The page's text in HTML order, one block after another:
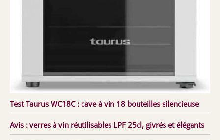
Test Taurus WC18C : cave à vin 18 bouteilles silencieuse
Avis : verres à vin réutilisables LPF 25cl, givrés et élégants